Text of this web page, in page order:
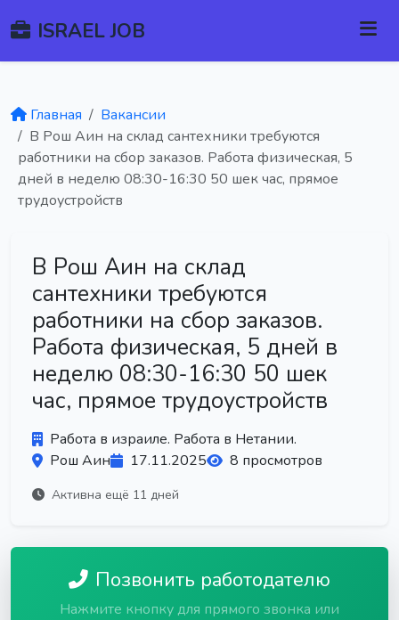
ISRAEL JOB
Главная
Вакансии
В Рош Аин на склад сантехники требуются
работники на сбор заказов. Работа физическая, 5
дней в неделю 08:30-16:30 50 шек час, прямое
трудоустройств
В Рош Аин на склад
сантехники требуются
работники на сбор заказов.
Работа физическая, 5 дней в
неделю 08:30-16:30 50 шек
час, прямое трудоустройств
Работа в израиле. Работа в Нетании.
Рош Аин
17.11.2025 8 просмотров
Активна ещё 11 дней
Позвонить работодателю
Нажмите кнопку для прямого звонка или